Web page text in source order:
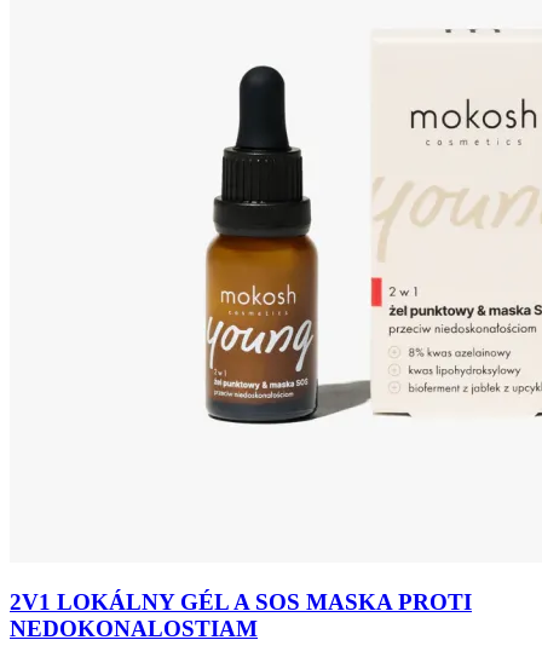
2V1 LOKÁLNY GÉL A SOS MASKA PROTI
NEDOKONALOSTIAM